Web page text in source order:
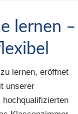
lernen –
lernen, eröffnet
unserer
hochqualifizierten